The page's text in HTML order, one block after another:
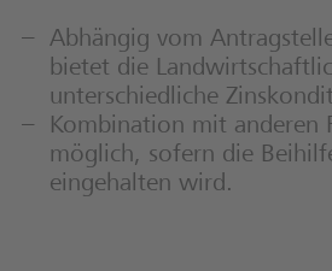
Abhängig vom
bietet die
unterschiedliche
Kombination mit anderen
möglich, sofern die
eingehalten wird.